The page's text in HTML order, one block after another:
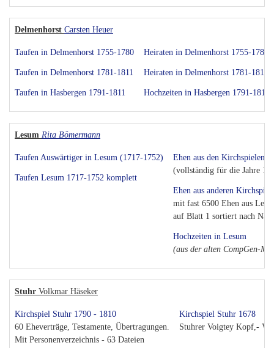
Delmenhorst Carsten Heuer
Taufen in Delmenhorst 1755-1780
Taufen in Delmenhorst 1781-1811
Taufen in Hasbergen 1791-1811
Heiraten in Delmenhorst 1755-1780
Heiraten in Delmenhorst 1781-1811
Hochzeiten in Hasbergen 1791-1811
Lesum Rita Bömermann
Taufen Auswärtiger in Lesum (1717-1752)
Taufen Lesum 1717-1752 komplett
Ehen aus den Kirchspielen
(vollständig für die Jahre
Ehen aus anderen
mit fast 6500 Ehen aus
auf Blatt 1 sortiert nach
Hochzeiten in Lesum
(aus der alten CompGen-
Stuhr Volkmar Häseker
Kirchspiel Stuhr 1790 - 1810
60 Eheverträge, Testamente, Übertragungen.
Mit Personenverzeichnis - 63 Dateien
Kirchspiel Stuhr 1678
Stuhrer Voigtey Kopf,-